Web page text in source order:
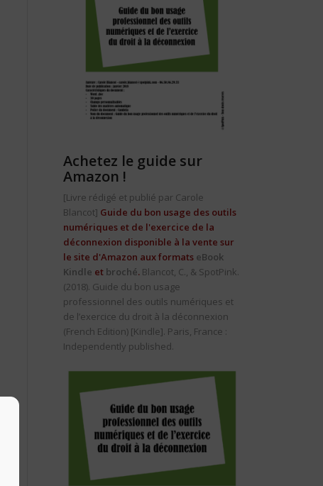
Achetez le guide sur
Amazon !
[Livre rédigé et publié par Carole
Blancot] Guide du bon usage des outils
numériques et de l'exercice de la
déconnexion disponible à la vente sur
le site d'Amazon aux formats eBook
Kindle et broché. Blancot, C., & SpotPink.
(2018). Guide du bon usage
professionnel des outils numériques et
de l’exercice du droit à la déconnexion
(French Edition) [Kindle]. Paris, France :
Independently published.